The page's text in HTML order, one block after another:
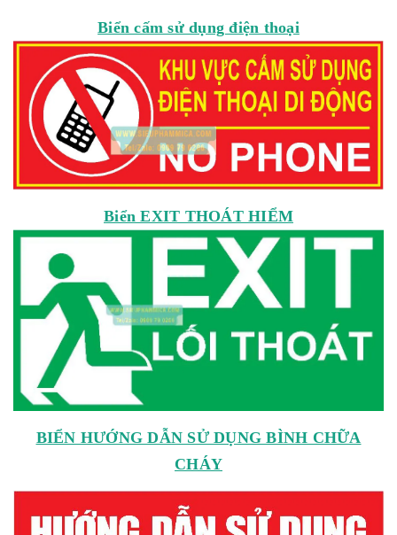
Biển cấm sử dụng điện thoại
Biển EXIT THOÁT HIỂM
BIỂN HƯỚNG DẪN SỬ DỤNG BÌNH CHỮA
CHÁY